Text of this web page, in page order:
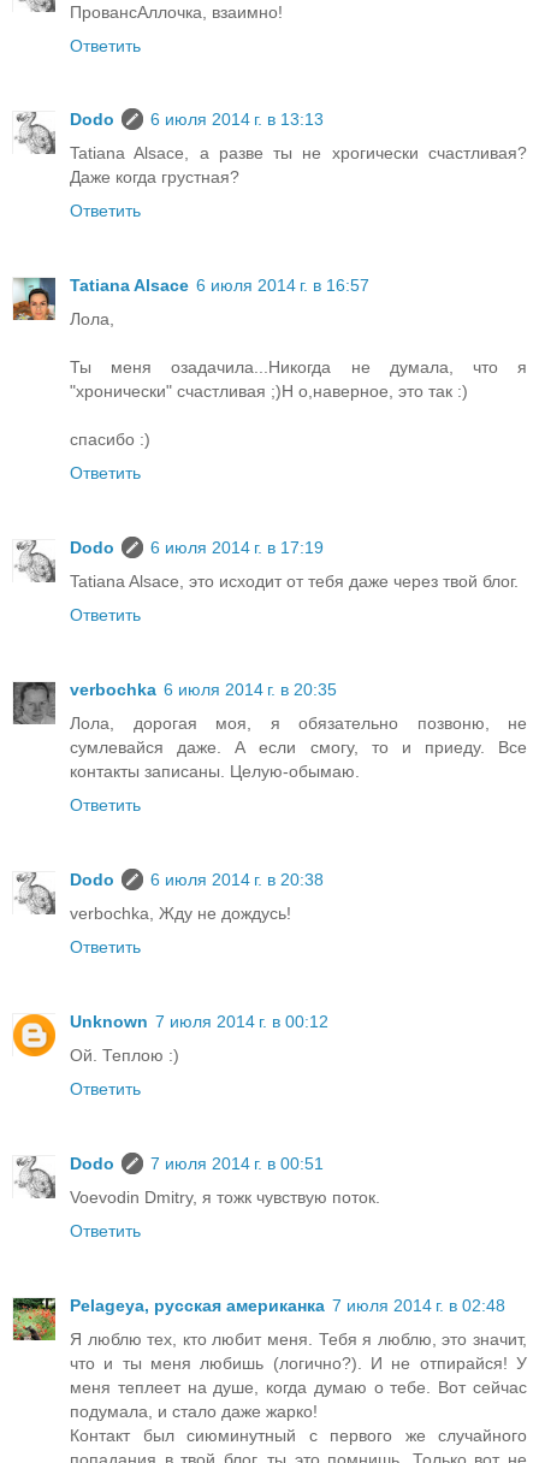
ПровансАллочка, взаимно!
Ответить
Dodo
6 июля 2014 г. в 13:13
Tatiana Alsace, а разве ты не хрогически счастливая?
Даже когда грустная?
Ответить
Tatiana Alsace 6 июля 2014 г. в 16:57
Лола,
Ты меня озадачила...Никогда не думала, что я
"хронически" счастливая ;)Н о,наверное, это так :)
спасибо :)
Ответить
Dodo
6 июля 2014 г. в 17:19
Tatiana Alsace, это исходит от тебя даже через твой блог.
Ответить
verbochka 6 июля 2014 г. в 20:35
Лола, дорогая моя, я обязательно позвоню, не
сумлевайся даже. А если смогу, то и приеду. Все
контакты записаны. Целую-обымаю.
Ответить
Dodo
6 июля 2014 г. в 20:38
verbochka, Жду не дождусь!
Ответить
Unknown 7 июля 2014 г. в 00:12
Ой. Теплою :)
Ответить
Dodo
7 июля 2014 г. в 00:51
Voevodin Dmitry, я тожк чувствую поток.
Ответить
Pelageya, русская американка 7 июля 2014 г. в 02:48
Я люблю тех, кто любит меня. Тебя я люблю, это значит,
что и ты меня любишь (логично?). И не отпирайся! У
меня теплеет на душе, когда думаю о тебе. Вот сейчас
подумала, и стало даже жарко!
Контакт был сиюминутный с первого же случайного